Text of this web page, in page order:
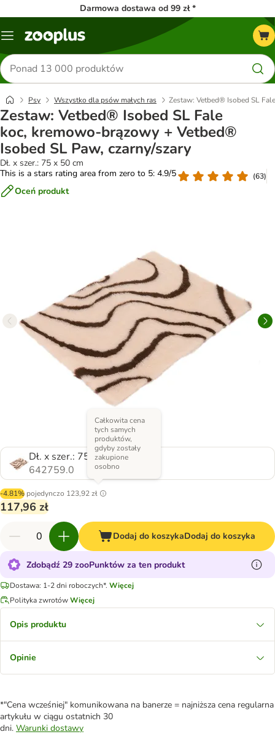
Darmowa dostawa od 99 zł *
Menu
Szukaj
produktów
Psy Wszystko dla psów małych ras Zestaw: Vetbed® Isobed SL
Zestaw: Vetbed® Isobed SL Fale
koc, kremowo-brązowy + Vetbed®
Isobed SL Paw, czarny/szary
Dł. x szer.: 75 x 50 cm
This is a stars rating area from zero to 5: 4.9/5
(63)
Oceń produkt
Dł. x szer.: 75 x 50 cm
642759.0
-4.81% pojedynczo 123,92 zł
Całkowita cena
tych samych
produktów,
gdyby zostały
zakupione
osobno
117,96 zł
Dodaj do koszykaDodaj do koszyka
Zdobądź 29 zooPunktów za ten produkt
Dostawa: 1-2 dni roboczych*. Więcej
Polityka zwrotówWięcej
Opis produktu
Opinie
*"Cena wcześniej" komunikowana na banerze = najniższa cena regularna
artykułu w ciągu ostatnich 30
dni. Warunki dostawy